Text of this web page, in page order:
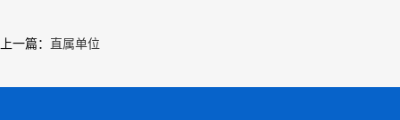
上一篇 ： 直属单位